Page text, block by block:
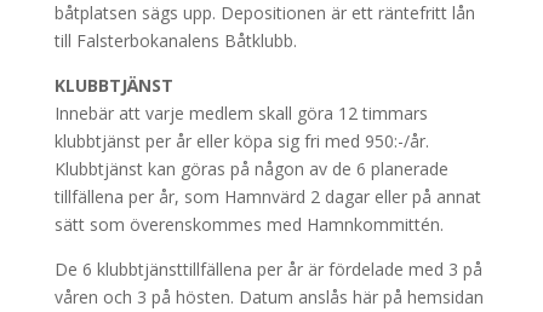
båtplatsen sägs upp. Depositionen är ett räntefritt lån
till Falsterbokanalens Båtklubb.
KLUBBTJÄNST
Innebär att varje medlem skall göra 12 timmars
klubbtjänst per år eller köpa sig fri med 950:-/år.
Klubbtjänst kan göras på någon av de 6 planerade
tillfällena per år, som Hamnvärd 2 dagar eller på annat
sätt som överenskommes med Hamnkommittén.
De 6 klubbtjänsttillfällena per år är fördelade med 3 på
våren och 3 på hösten. Datum anslås här på hemsidan